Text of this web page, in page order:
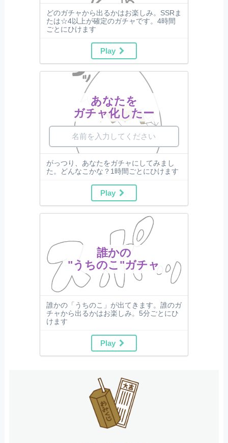
どのガチャから出るかはお楽しみ。SSRま
たは☆4以上が確定のガチャです。4時間
ごとにひけます
Play
あなたを
ガチャ化したー
がっつり、あなたをガチャにしてみまし
た。どんなこかな？1時間ごとにひけます
Play
誰かの
"うちのこ"ガチャ
誰かの「うちのこ」が出てきます。誰のガ
チャから出るかはお楽しみ。5分ごとにひ
けます
Play